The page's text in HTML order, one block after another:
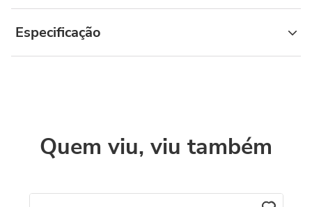
Especificação
Quem viu, viu também